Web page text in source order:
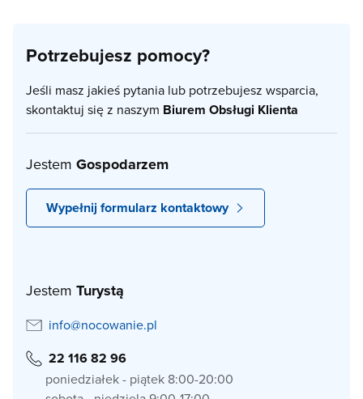
Potrzebujesz pomocy?
Jeśli masz jakieś pytania lub potrzebujesz wsparcia,
skontaktuj się z naszym Biurem Obsługi Klienta
Jestem Gospodarzem
Wypełnij formularz kontaktowy
Jestem Turystą
info@nocowanie.pl
22 116 82 96
poniedziałek - piątek 8:00-20:00